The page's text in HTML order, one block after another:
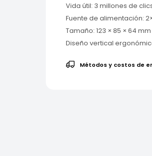
Vida útil: 3 millones de
Fuente de alimentación:
Tamaño: 123 × 85 × 64 mm
Diseño vertical
Métodos y costos de